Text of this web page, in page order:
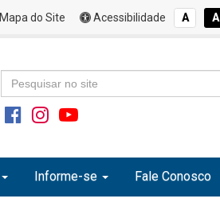
Mapa do Site Acessibilidade A A
Informe-se Fale Conosco